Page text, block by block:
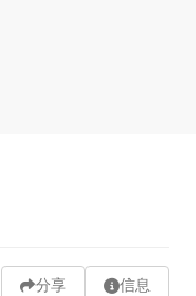
分享 信息